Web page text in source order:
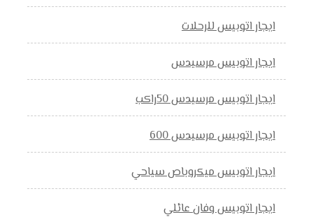
ايجار اتوبيس للرحلات
ايجار اتوبيس مرسيدس
ايجار اتوبيس مرسيدس 50راكب
ايجار اتوبيس مرسيدس 600
ايجار اتوبيس ميكروباص سياحي
ايجار اتوبيس وفان عائلي